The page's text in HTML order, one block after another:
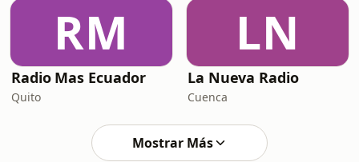
RM
Radio Mas Ecuador
Quito
LN
La Nueva Radio
Cuenca
Mostrar Más